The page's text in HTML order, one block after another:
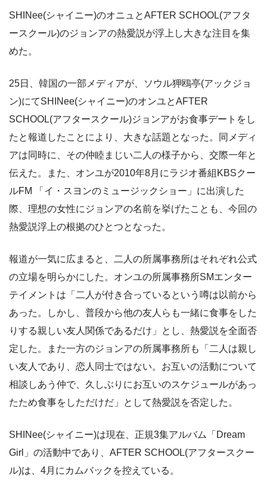
SHINee(シャイニー)のオニュとAFTER SCHOOL(アフタ
ースクール)のジョンアの熱愛説が浮上し大きな注目を集
めた。
25日、韓国の一部メディアが、ソウル狎鴎亭(アックジョ
ン)にてSHINee(シャイニー)のオンユとAFTER
SCHOOL(アフタースクール)ジョンアがお食事デートをし
たと報道したことにより、大きな話題となった。同メディ
アは同時に、その仲睦まじい二人の様子から、交際一年と
伝えた。また、オンユが2010年8月にラジオ番組KBSクー
ルFM 「イ・スヨンのミュージックショー」に出演した
際、理想の女性にジョンアの名前を挙げたことも、今回の
熱愛説浮上の根拠のひとつとなった。
報道が一気に広まると、二人の所属事務所はそれぞれ公式
の立場を明らかにした。オンユの所属事務所SMエンター
テイメントは「二人が付き合っているという噂は以前から
あった。しかし、普段から他の友人らも一緒に食事をした
りする親しい友人関係であるだけ」とし、熱愛説を全面否
定した。また一方のジョンアの所属事務所も「二人は親し
い友人であり、恋人同士ではない。お互いの活動について
相談しあう仲で、久しぶりにお互いのスケジュールがあっ
たため食事をしただけだ」として熱愛説を否定した。
SHINee(シャイニー)は現在、正規3集アルバム「Dream
Girl」の活動中であり、AFTER SCHOOL(アフタースクー
ル)は、4月にカムバックを控えている。